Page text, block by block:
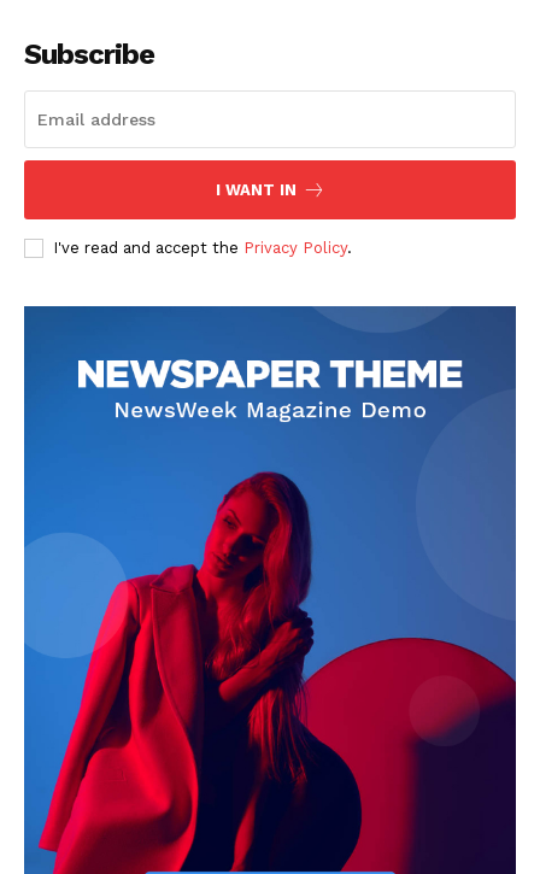
Subscribe
I WANT IN
I've read and accept the Privacy Policy.